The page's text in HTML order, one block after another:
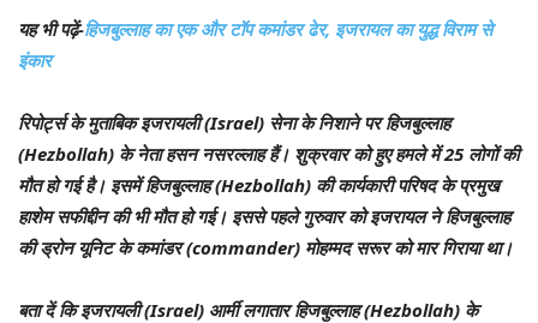
यह भी पढ़ें-हिजबुल्लाह का एक और टॉप कमांडर ढेर, इजरायल का युद्ध विराम से
इंकार
रिपोर्ट्स के मुताबिक इजरायली (Israel) सेना के निशाने पर हिजबुल्लाह
(Hezbollah) के नेता हसन नसरल्लाह हैं। शुक्रवार को हुए हमले में 25 लोगों की
मौत हो गई है। इसमें हिजबुल्लाह (Hezbollah) की कार्यकारी परिषद के प्रमुख
हाशेम सफीद्दीन की भी मौत हो गई। इससे पहले गुरुवार को इजरायल ने हिजबुल्लाह
की ड्रोन यूनिट के कमांडर (commander) मोहम्मद सरूर को मार गिराया था।
बता दें कि इजरायली (Israel) आर्मी लगातार हिजबुल्लाह (Hezbollah) के